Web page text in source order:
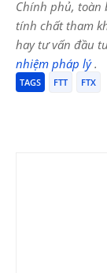
Chính phủ, toàn
tính chất tham
hay tư vấn đầu
nhiệm pháp lý.
TAGS FTT FTX